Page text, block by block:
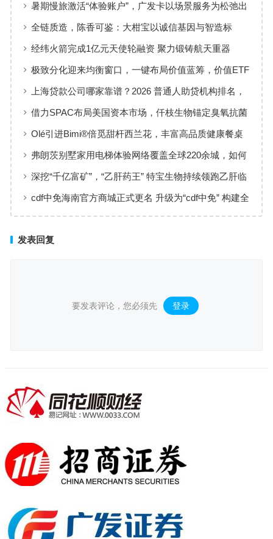
暑期慢旅激活“体验账户”，广发卡以场景服务为松弛出
行添彩
全链质造，陈香可鉴：大柑宝以诚信基因与智造标
准，定义新会陈皮高质量发展
经纬火箭完成1亿元天使轮融资 聚力锻铸航天重器
极致分化迎来均衡窗口，一键布局价值蓝筹，价值ETF
华夏火热开售
上海贷款公司哪家靠谱？2026 普通人助贷机构排名，
工薪族借钱选择指南
借力SPAC布局美国资本市场，仟枝生物锚定臭氧抗菌
黄金赛道
Olé引进Bimi®倍觅甜杆西兰花，丰富高品质健康餐桌
新选择
弗朗茨别墅家用电梯体验网络覆盖全球220余城，如何
实现高效服务响应
深挖“千亿富矿”，“乙肝药王” 特宝生物持续领跑乙肝临
床治愈
cdf中免海南官方商城正式更名 升级为“cdf中免” 构建全
发表回复
要发表评论，您必须先 登录 。